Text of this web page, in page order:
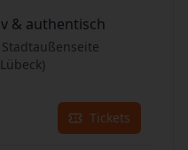
& authentisch
Tickets